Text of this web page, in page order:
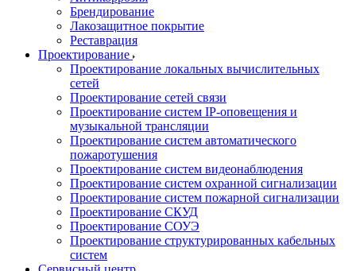
Брендирование
Лакозащитное покрытие
Реставрация
Проектирование
Проектирование локальных вычислительных
сетей
Проектирование сетей связи
Проектирование систем IP-оповещения и
музыкальной трансляции
Проектирование систем автоматического
пожаротушения
Проектирование систем видеонаблюдения
Проектирование систем охранной сигнализации
Проектирование систем пожарной сигнализации
Проектирование СКУД
Проектирование СОУЭ
Проектирование структурированных кабельных
систем